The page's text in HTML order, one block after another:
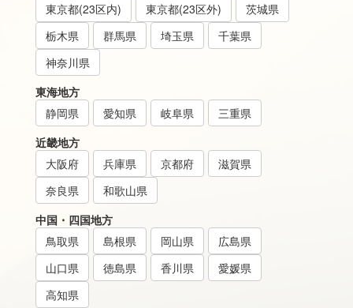
東京都(23区内)
東京都(23区外)
茨城県
栃木県
群馬県 埼玉県
千葉県
神奈川県
東海地方
静岡県
愛知県 岐阜県
三重県
近畿地方
大阪府
兵庫県 京都府
滋賀県
奈良県
和歌山県
中国・四国地方
鳥取県
島根県 岡山県
広島県
山口県
徳島県 香川県
愛媛県
高知県